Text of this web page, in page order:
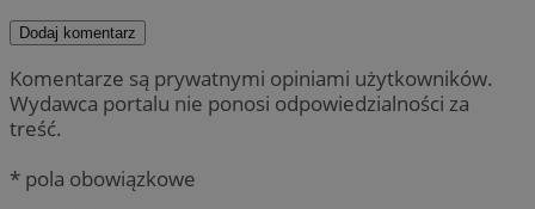
Dodaj komentarz
Komentarze są prywatnymi opiniami użytkowników.
Wydawca portalu nie ponosi odpowiedzialności za
treść.
* pola obowiązkowe